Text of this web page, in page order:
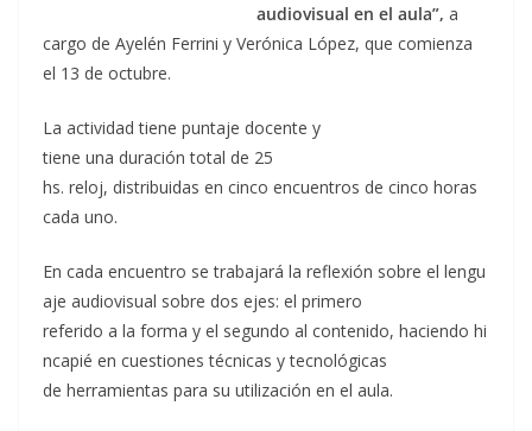
audiovisual en el aula”, a
cargo de Ayelén Ferrini y Verónica López, que comienza
el 13 de octubre.
La actividad tiene puntaje docente y
tiene una duración total de 25
hs. reloj, distribuidas en cinco encuentros de cinco horas
cada uno.
En cada encuentro se trabajará la reflexión sobre el lengu
aje audiovisual sobre dos ejes: el primero
referido a la forma y el segundo al contenido, haciendo hi
ncapié en cuestiones técnicas y tecnológicas
de herramientas para su utilización en el aula.